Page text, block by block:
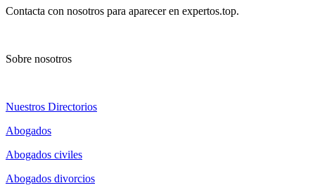
Contacta con nosotros para aparecer en expertos.top.
Sobre nosotros
Nuestros Directorios
Abogados
Abogados civiles
Abogados divorcios